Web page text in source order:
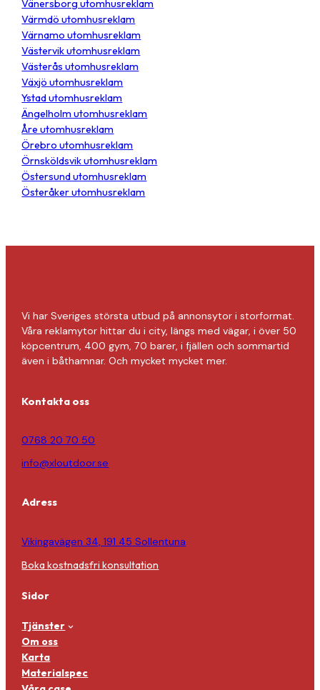
Vänersborg utomhusreklam
Värmdö utomhusreklam
Värnamo utomhusreklam
Västervik utomhusreklam
Västerås utomhusreklam
Växjö utomhusreklam
Ystad utomhusreklam
Ängelholm utomhusreklam
Åre utomhusreklam
Örebro utomhusreklam
Örnsköldsvik utomhusreklam
Östersund utomhusreklam
Österåker utomhusreklam
Vi har Sveriges största utbud på annonsytor i storformat.
Våra reklamytor hittar du i city, längs med vägar, i över 50
köpcentrum, 400 gym, 70 barer, i fjällen och sommartid
även i båthamnar. Och mycket mycket mer.
Kontakta oss
0768 20 70 50
info@xloutdoor.se
Adress
Vikingavägen 34, 191 45 Sollentuna
Boka kostnadsfri konsultation
Sidor
Tjänster
Om oss
Karta
Materialspec